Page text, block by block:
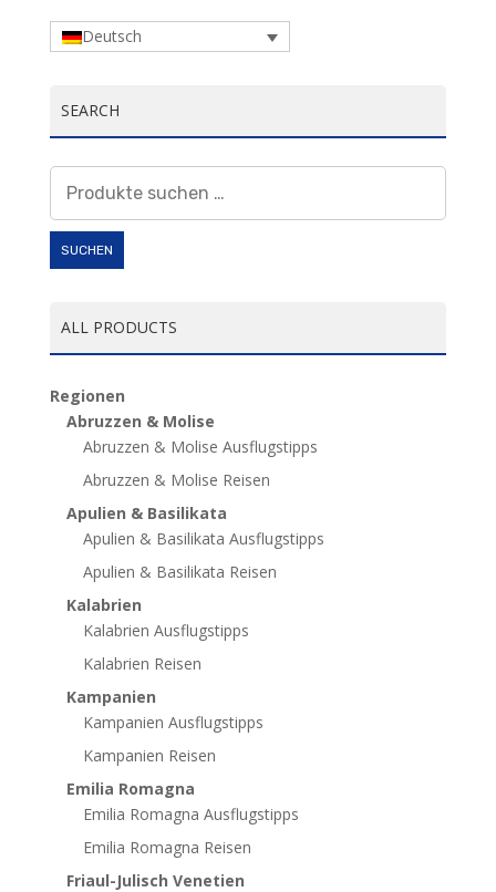
Deutsch
SEARCH
nach:
SUCHEN
ALL PRODUCTS
Regionen
Abruzzen & Molise
Abruzzen & Molise Ausflugstipps
Abruzzen & Molise Reisen
Apulien & Basilikata
Apulien & Basilikata Ausflugstipps
Apulien & Basilikata Reisen
Kalabrien
Kalabrien Ausflugstipps
Kalabrien Reisen
Kampanien
Kampanien Ausflugstipps
Kampanien Reisen
Emilia Romagna
Emilia Romagna Ausflugstipps
Emilia Romagna Reisen
Friaul-Julisch Venetien